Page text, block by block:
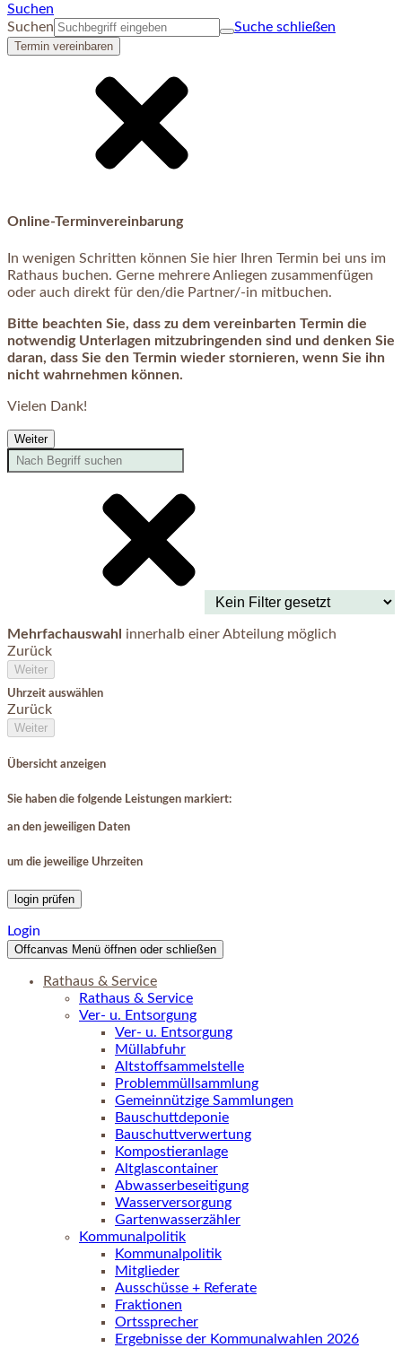
Suchen
Suchen
Suche schließen
Termin vereinbaren
Online-Terminvereinbarung
In wenigen Schritten können Sie hier Ihren Termin bei uns im
Rathaus buchen. Gerne mehrere Anliegen zusammenfügen
oder auch direkt für den/die Partner/-in mitbuchen.
Bitte beachten Sie, dass zu dem vereinbarten Termin die
notwendig Unterlagen mitzubringenden sind und denken Sie
daran, dass Sie den Termin wieder stornieren, wenn Sie ihn
nicht wahrnehmen können.
Vielen Dank!
Weiter
Mehrfachauswahl innerhalb einer Abteilung möglich
Zurück
Weiter
Uhrzeit auswählen
Zurück
Weiter
Übersicht anzeigen
Sie haben die folgende Leistungen markiert:
an den jeweiligen Daten
um die jeweilige Uhrzeiten
login prüfen
Login
Offcanvas Menü öffnen oder schließen
Rathaus & Service
Rathaus & Service
Ver- u. Entsorgung
Ver- u. Entsorgung
Müllabfuhr
Altstoffsammelstelle
Problemmüllsammlung
Gemeinnützige Sammlungen
Bauschuttdeponie
Bauschuttverwertung
Kompostieranlage
Altglascontainer
Abwasserbeseitigung
Wasserversorgung
Gartenwasserzähler
Kommunalpolitik
Kommunalpolitik
Mitglieder
Ausschüsse + Referate
Fraktionen
Ortssprecher
Ergebnisse der Kommunalwahlen 2026